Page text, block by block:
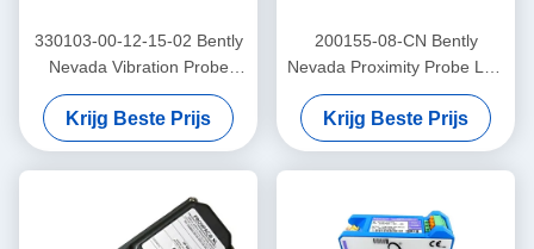
330103-00-12-15-02 Bently
Nevada Vibration Probe
3300 Xl Proximitor Sensor
Krijg Beste Prijs
200155-08-CN Bently
Nevada Proximity Probe Low
Frequency Trendmaster Pro
versnellingsmeter
Krijg Beste Prijs